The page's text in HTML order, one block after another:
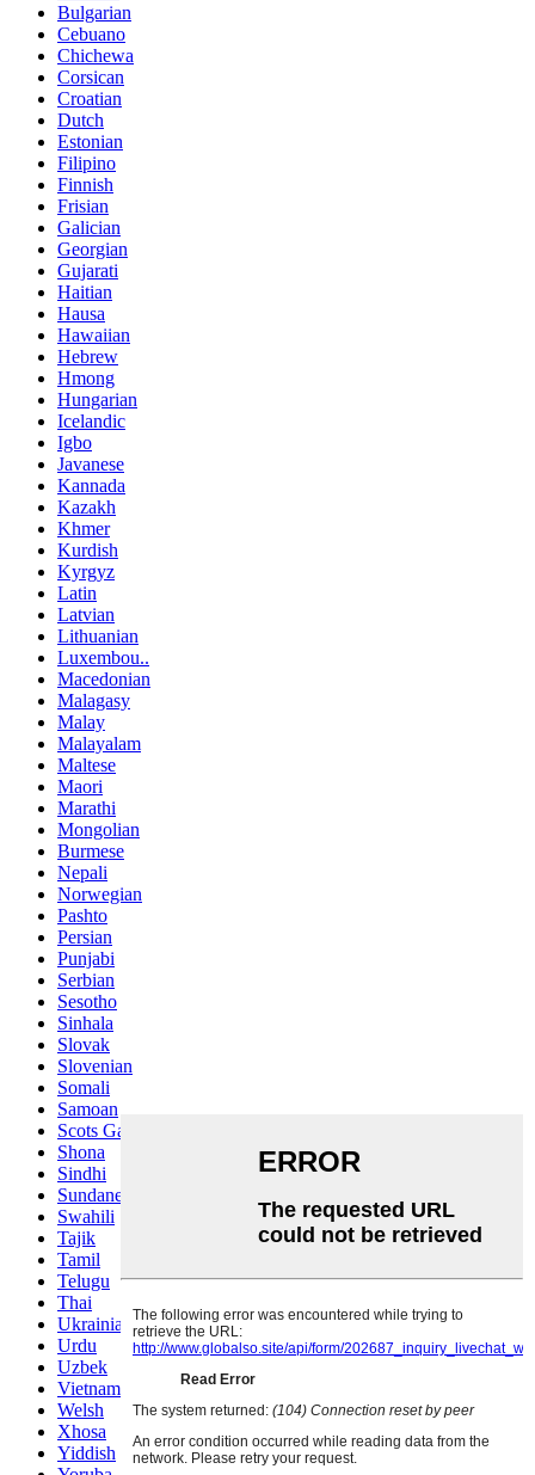
Bulgarian
Cebuano
Chichewa
Corsican
Croatian
Dutch
Estonian
Filipino
Finnish
Frisian
Galician
Georgian
Gujarati
Haitian
Hausa
Hawaiian
Hebrew
Hmong
Hungarian
Icelandic
Igbo
Javanese
Kannada
Kazakh
Khmer
Kurdish
Kyrgyz
Latin
Latvian
Lithuanian
Luxembou..
Macedonian
Malagasy
Malay
Malayalam
Maltese
Maori
Marathi
Mongolian
Burmese
Nepali
Norwegian
Pashto
Persian
Punjabi
Serbian
Sesotho
Sinhala
Slovak
Slovenian
Somali
Samoan
Scots Gaelic
Shona
Sindhi
Sundanese
Swahili
Tajik
Tamil
Telugu
Thai
Ukrainian
Urdu
Uzbek
Vietnamese
Welsh
Xhosa
Yiddish